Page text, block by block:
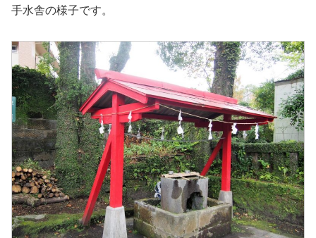
手水舎の様子です。